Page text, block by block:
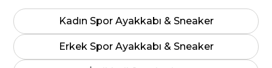
Kadın Spor Ayakkabı & Sneaker
Erkek Spor Ayakkabı & Sneaker